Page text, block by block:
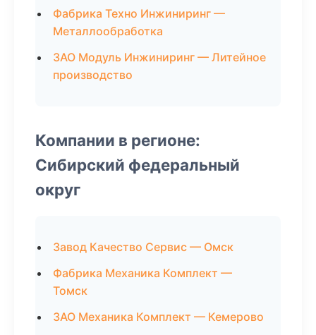
Фабрика Техно Инжиниринг —
Металлообработка
ЗАО Модуль Инжиниринг — Литейное
производство
Компании в регионе:
Сибирский федеральный
округ
Завод Качество Сервис — Омск
Фабрика Механика Комплект —
Томск
ЗАО Механика Комплект — Кемерово